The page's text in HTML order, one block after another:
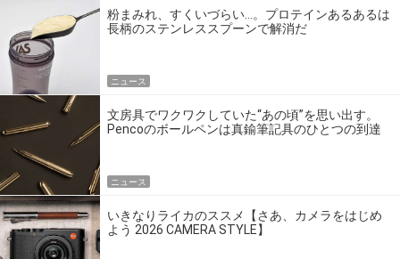
粉まみれ、すくいづらい…。プロテインあるあるは
長柄のステンレススプーンで解消だ
ニュース
文房具でワクワクしていた“あの頃”を思い出す。
Pencoのボールペンは真鍮筆記具のひとつの到達
ニュース
いきなりライカのススメ【さあ、カメラをはじめ
よう 2026 CAMERA STYLE】